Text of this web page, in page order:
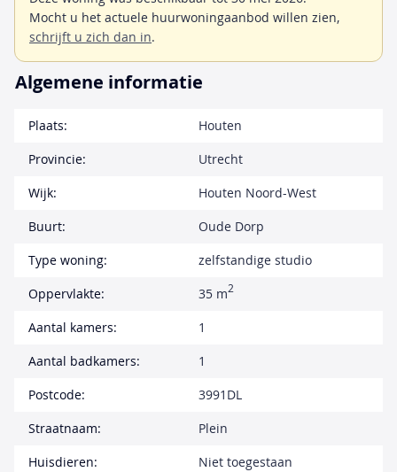
Mocht u het actuele huurwoningaanbod willen zien,
schrijft u zich dan in.
Algemene informatie
Plaats:
Houten
Provincie:
Utrecht
Wijk:
Houten Noord-West
Buurt:
Oude Dorp
Type woning:
zelfstandige studio
Oppervlakte:
35 m2
Aantal kamers:
1
Aantal badkamers:
1
Postcode:
3991DL
Straatnaam:
Plein
Huisdieren:
Niet toegestaan